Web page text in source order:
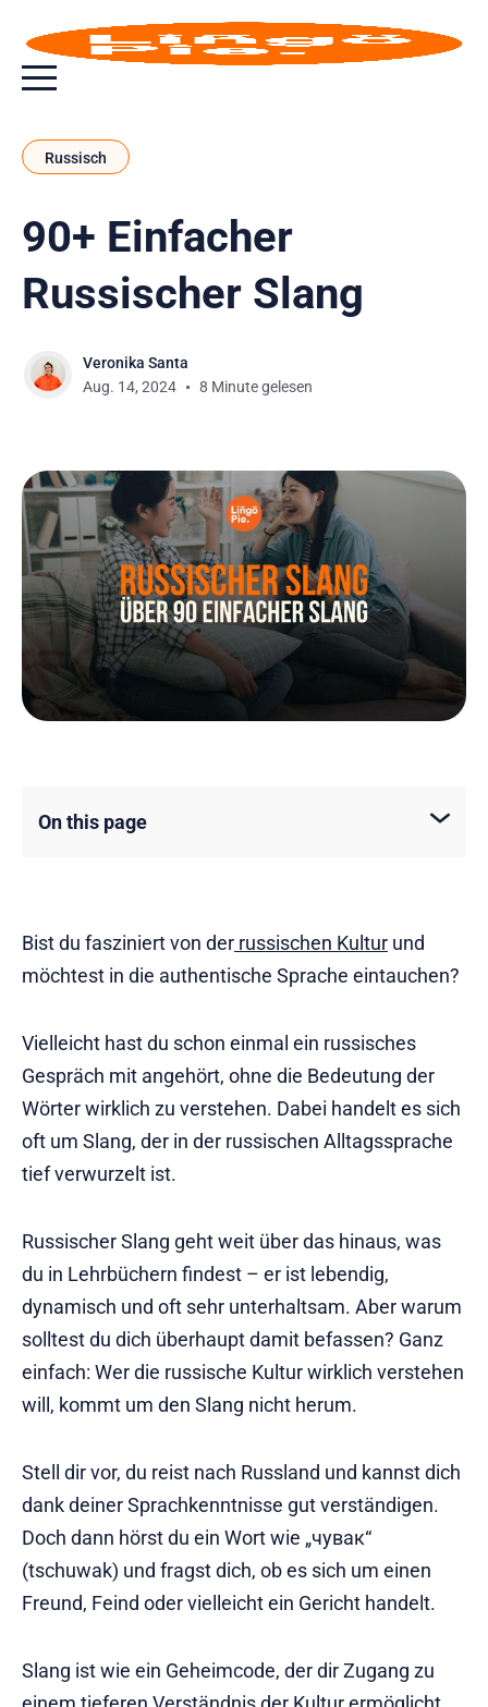
Menu toggle button
Russisch
90+ Einfacher
Russischer Slang
Veronika Santa
Aug. 14, 2024
8 Minute gelesen
On this page
Bist du fasziniert von der russischen Kultur und
möchtest in die authentische Sprache eintauchen?
Vielleicht hast du schon einmal ein russisches
Gespräch mit angehört, ohne die Bedeutung der
Wörter wirklich zu verstehen. Dabei handelt es sich
oft um Slang, der in der russischen Alltagssprache
tief verwurzelt ist.
Russischer Slang geht weit über das hinaus, was
du in Lehrbüchern findest – er ist lebendig,
dynamisch und oft sehr unterhaltsam. Aber warum
solltest du dich überhaupt damit befassen? Ganz
einfach: Wer die russische Kultur wirklich verstehen
will, kommt um den Slang nicht herum.
Stell dir vor, du reist nach Russland und kannst dich
dank deiner Sprachkenntnisse gut verständigen.
Doch dann hörst du ein Wort wie „чувак“
(tschuwak) und fragst dich, ob es sich um einen
Freund, Feind oder vielleicht ein Gericht handelt.
Slang ist wie ein Geheimcode, der dir Zugang zu